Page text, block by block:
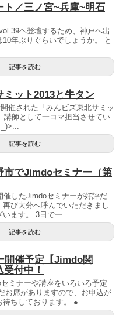
ト／三ノ宮~兵庫~明石
ヘ登壇するため、神戸へ出
年ぶりぐらいでしょうか。 と
記事を読む
ミット2013と牛タン
催された「みんビズ東北サミッ
講師として一コマ担当させてい
記事を読む
市でJimdoセミナー（第
催したJimdoセミナーが好評だ
再び大分へ呼んでいただきまし
います。 3日で一...
記事を読む
開催予定【Jimdo関
付中！
ミナーや講座をいろいろ予定
お席がありますので、お申込が
待ちしております。 ●...